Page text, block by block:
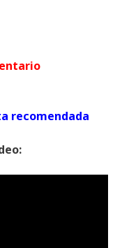
recomendada